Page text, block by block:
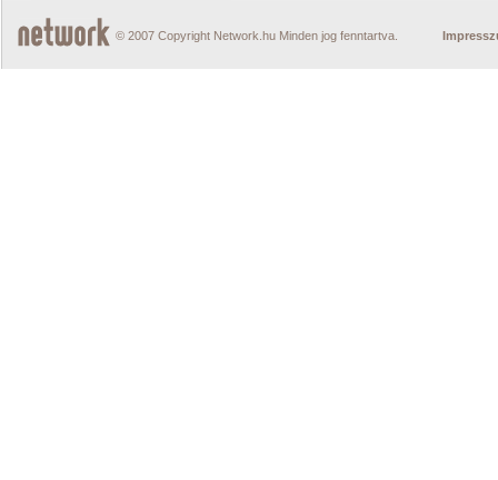
© 2007 Copyright Network.hu Minden jog fenntartva.